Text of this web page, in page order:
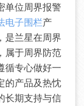
位周界报警
电子围栏产
是兰星在周界
属于周界防范
循专心做好一
的产品及热忱
长期支持与信